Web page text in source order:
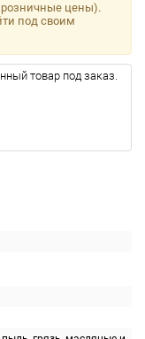
розничные цены).
под своим
товар под заказ.